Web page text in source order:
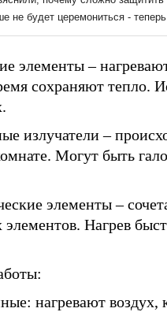
элементы –
сохраняют тепло.
излучатели –
Могут быть
элементы –
Нагрев
нагревают воздух,